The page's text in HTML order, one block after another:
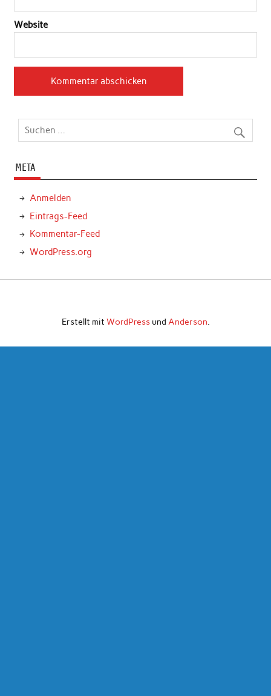
Website
META
Anmelden
Eintrags-Feed
Kommentar-Feed
WordPress.org
Erstellt mit WordPressund Anderson